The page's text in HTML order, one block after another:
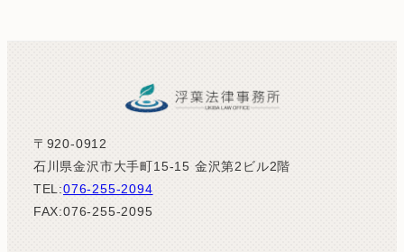
〒920-0912
石川県金沢市大手町15-15 金沢第2ビル2階
TEL:076-255-2094
FAX:076-255-2095